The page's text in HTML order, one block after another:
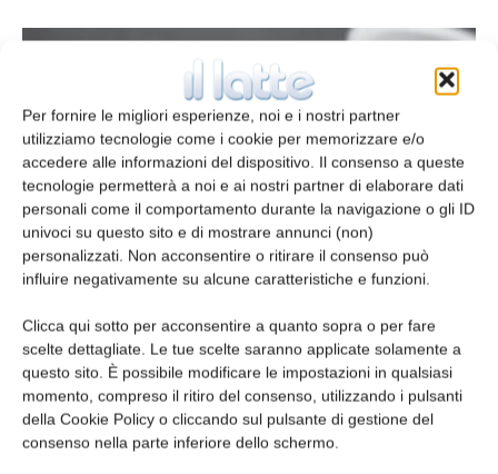
Per fornire le migliori esperienze, noi e i nostri partner
utilizziamo tecnologie come i cookie per memorizzare e/o
accedere alle informazioni del dispositivo. Il consenso a queste
tecnologie permetterà a noi e ai nostri partner di elaborare dati
personali come il comportamento durante la navigazione o gli ID
univoci su questo sito e di mostrare annunci (non)
personalizzati. Non acconsentire o ritirare il consenso può
influire negativamente su alcune caratteristiche e funzioni.
Clicca qui sotto per acconsentire a quanto sopra o per fare
scelte dettagliate. Le tue scelte saranno applicate solamente a
questo sito. È possibile modificare le impostazioni in qualsiasi
momento, compreso il ritiro del consenso, utilizzando i pulsanti
della Cookie Policy o cliccando sul pulsante di gestione del
consenso nella parte inferiore dello schermo.
Sicurezza e qualità
redazione 10 Giugno 2013
Leggi la rivista